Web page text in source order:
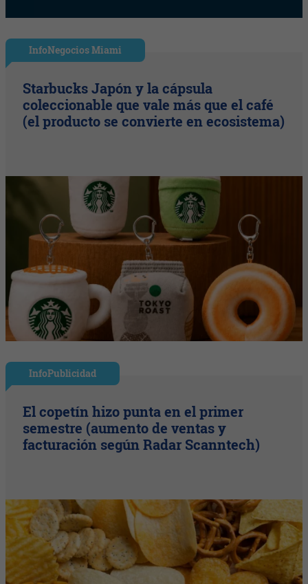
InfoNegocios Miami
Starbucks Japón y la cápsula
coleccionable que vale más que el café
(el producto se convierte en ecosistema)
InfoPublicidad
El copetín hizo punta en el primer
semestre (aumento de ventas y
facturación según Radar Scanntech)